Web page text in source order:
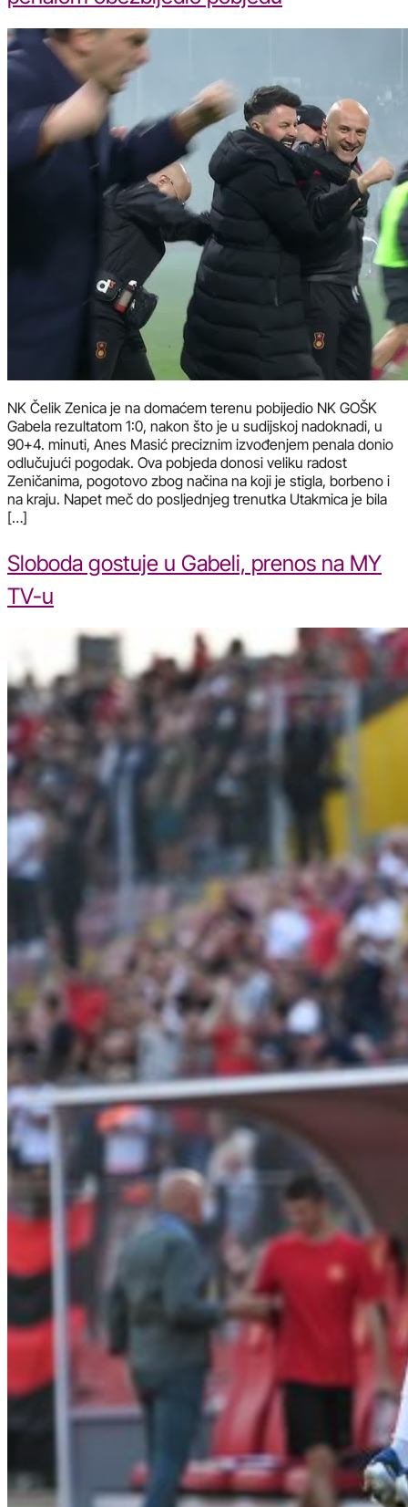
NK Čelik Zenica je na domaćem terenu pobijedio NK GOŠK
Gabela rezultatom 1:0, nakon što je u sudijskoj nadoknadi, u
90+4. minuti, Anes Masić preciznim izvođenjem penala donio
odlučujući pogodak. Ova pobjeda donosi veliku radost
Zeničanima, pogotovo zbog načina na koji je stigla, borbeno i
na kraju. Napet meč do posljednjeg trenutka Utakmica je bila
[…]
Sloboda gostuje u Gabeli, prenos na MY
TV-u